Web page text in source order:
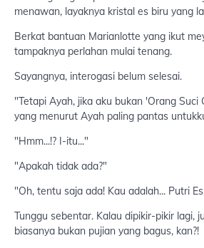
menawan, layaknya kristal es biru yang
Berkat bantuan Marianlotte yang ikut
tampaknya perlahan mulai tenang.
Sayangnya, interogasi belum selesai.
"Tetapi Ayah, jika aku bukan 'Orang Suci
yang menurut Ayah paling pantas
"Hmm...!? I-itu..."
"Apakah tidak ada?"
"Oh, tentu saja ada! Kau adalah... Putri
Tunggu sebentar. Kalau dipikir-pikir lagi,
biasanya bukan pujian yang bagus, kan?!